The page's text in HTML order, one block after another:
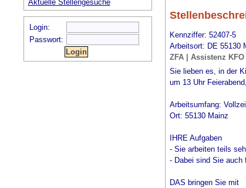
Aktuelle Stellengesuche
Login:
Passwort:
Kennziffer: 52407-5
Arbeitsort: DE 55130
ZFA | Assistenz
Sie lieben es, in der
um 13 Uhr
Arbeitsumfang:
Ort: 55130 Mainz
IHRE Aufgaben
- Sie arbeiten teils
- Dabei sind Sie auch
DAS bringen Sie mit